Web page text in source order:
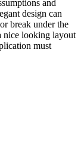
and
design can
break under the
nice looking layout
must